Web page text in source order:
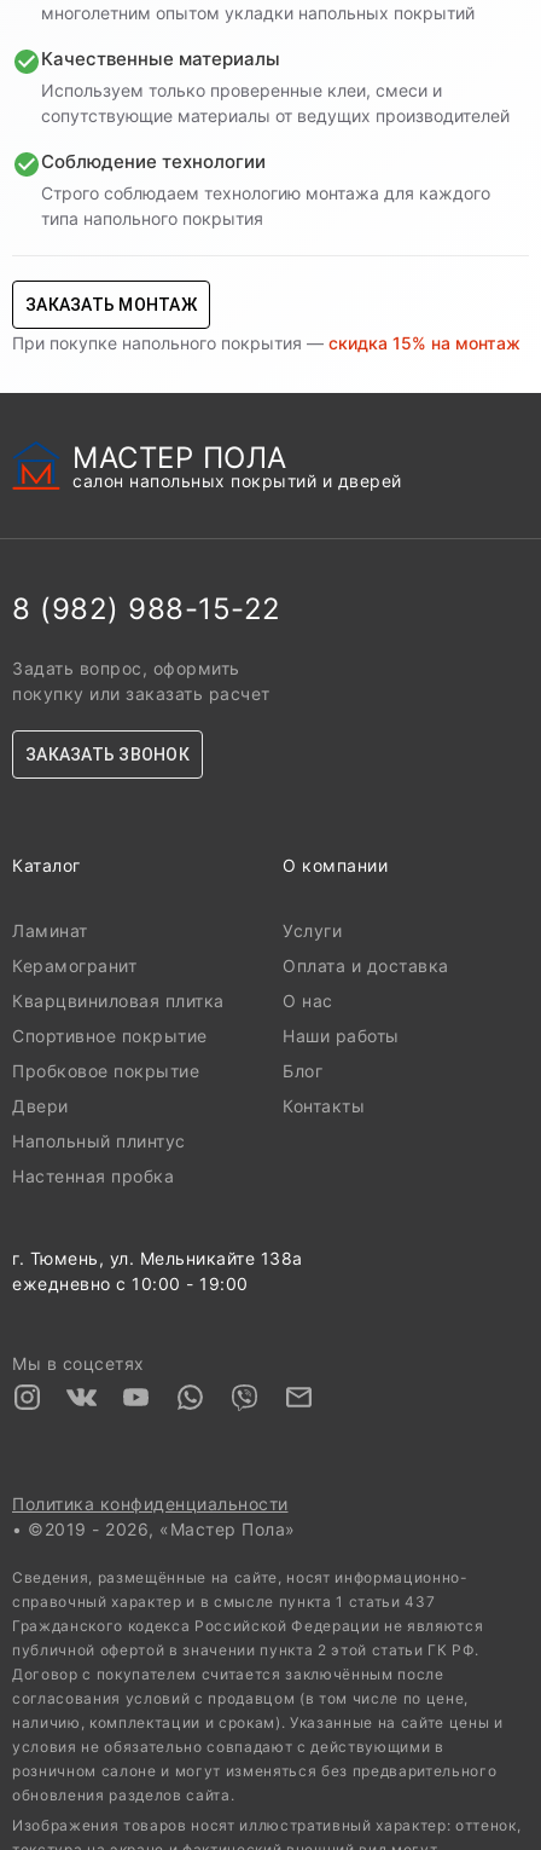
многолетним опытом укладки напольных покрытий
Качественные материалы
Используем только проверенные клеи, смеси и
сопутствующие материалы от ведущих производителей
Соблюдение технологии
Строго соблюдаем технологию монтажа для каждого
типа напольного покрытия
ЗАКАЗАТЬ МОНТАЖ
При покупке напольного покрытия — скидка 15% на монтаж
МАСТЕР ПОЛА
салон напольных покрытий и дверей
8 (982) 988-15-22
Задать вопрос, оформить
покупку или заказать расчет
ЗАКАЗАТЬ ЗВОНОК
Каталог
Ламинат
Керамогранит
Кварцвиниловая плитка
Спортивное покрытие
Пробковое покрытие
Двери
Напольный плинтус
Настенная пробка
О компании
Услуги
Оплата и доставка
О нас
Наши работы
Блог
Контакты
г. Тюмень, ул. Мельникайте 138а
ежедневно с 10:00 - 19:00
Мы в соцсетях
Политика конфиденциальности
• ©2019 - 2026, «Мастер Пола»
Сведения, размещённые на сайте, носят информационно-
справочный характер и в смысле пункта 1 статьи 437
Гражданского кодекса Российской Федерации не являются
публичной офертой в значении пункта 2 этой статьи ГК РФ.
Договор с покупателем считается заключённым после
согласования условий с продавцом (в том числе по цене,
наличию, комплектации и срокам). Указанные на сайте цены и
условия не обязательно совпадают с действующими в
розничном салоне и могут изменяться без предварительного
обновления разделов сайта.
Изображения товаров носят иллюстративный характер: оттенок,